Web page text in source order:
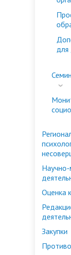
для
Научно-
Оценка
Закупки